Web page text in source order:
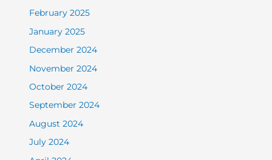
February 2025
January 2025
December 2024
November 2024
October 2024
September 2024
August 2024
July 2024